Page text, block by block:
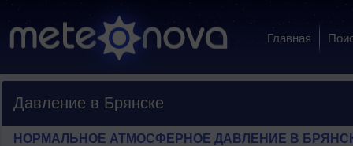
Главная
Давление в Брянске
НОРМАЛЬНОЕ АТМОСФЕРНОЕ ДАВЛЕНИЕ В